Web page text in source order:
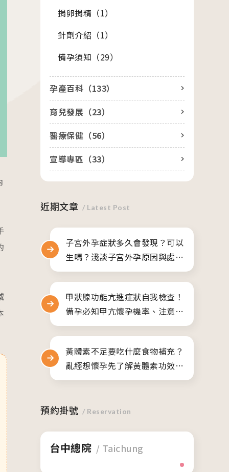
生殖醫學中心
人才招募
聯絡我們
隱私權與資安政策
捐卵捐精（1）
針劑介紹（1）
備孕須知（29）
孕產百科（133）
育兒發展（23）
醫療保健（56）
宣導專區（33）
近期文章 / Latest Post
子宮外孕症狀多久會發現？可以
生嗎？淺談子宮外孕原因與處理
方式
甲狀腺功能亢進症狀自我檢查！
備孕必知甲亢懷孕機率、注意事
項
黃體素不足要吃什麼食物補充？
亂經想懷孕先了解黃體素功效與
副作用
預約掛號 / Reservation
台中總院 / Taichung